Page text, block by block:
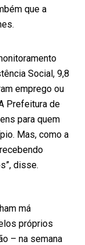
que a
Social, 9,8
emprego ou
Prefeitura de
para quem
Mas, como a
disse.
má
próprios
– na semana